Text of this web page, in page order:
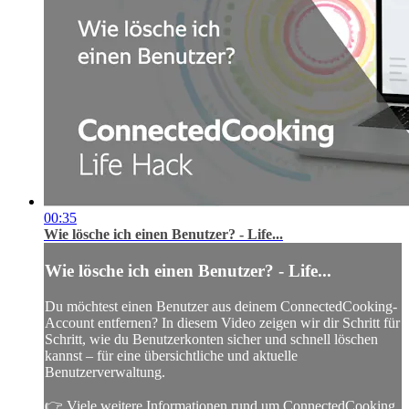
00:35
Wie lösche ich einen Benutzer? - Life...
Wie lösche ich einen Benutzer? - Life...
Du möchtest einen Benutzer aus deinem ConnectedCooking-
Account entfernen? In diesem Video zeigen wir dir Schritt für
Schritt, wie du Benutzerkonten sicher und schnell löschen
kannst – für eine übersichtliche und aktuelle
Benutzerverwaltung.
👉 Viele weitere Informationen rund um ConnectedCooking